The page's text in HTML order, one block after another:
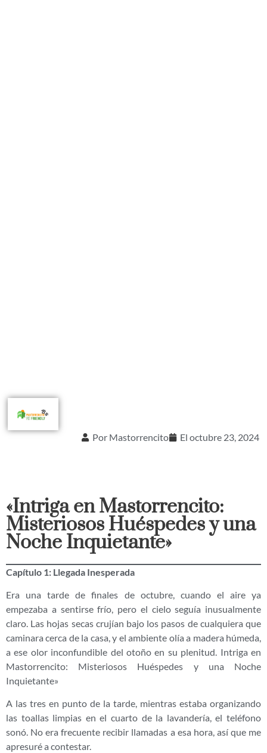
Por Mastorrencito El octubre 23, 2024
«Intriga en Mastorrencito:
Misteriosos Huéspedes y una
Noche Inquietante»
Capítulo 1: Llegada Inesperada
Era una tarde de finales de octubre, cuando el aire ya
empezaba a sentirse frío, pero el cielo seguía inusualmente
claro. Las hojas secas crujían bajo los pasos de cualquiera que
caminara cerca de la casa, y el ambiente olía a madera húmeda,
a ese olor inconfundible del otoño en su plenitud. Intriga en
Mastorrencito: Misteriosos Huéspedes y una Noche
Inquietante»
A las tres en punto de la tarde, mientras estaba organizando
las toallas limpias en el cuarto de la lavandería, el teléfono
sonó. No era frecuente recibir llamadas a esa hora, así que me
apresuré a contestar.